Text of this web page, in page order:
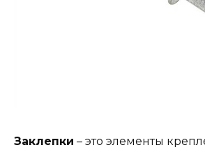
Заклепки – это элементы